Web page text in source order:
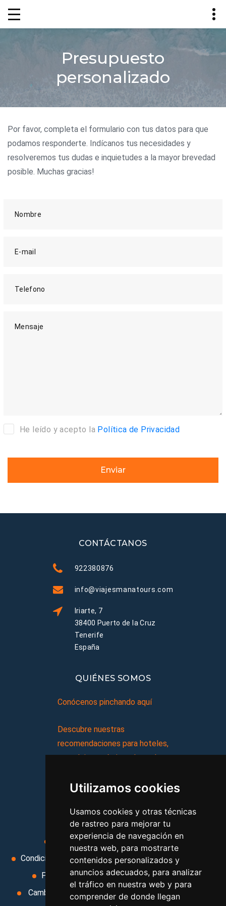
Utilizamos cookies
Usamos cookies y otras técnicas
de rastreo para mejorar tu
experiencia de navegación en
nuestra web, para mostrarte
contenidos personalizados y
anuncios adecuados, para analizar
el tráfico en nuestra web y para
comprender de donde llegan
Presupuesto
personalizado
Por favor, completa el formulario con tus datos para que
podamos responderte. Indícanos tus necesidades y
resolveremos tus dudas e inquietudes a la mayor brevedad
posible. Muchas gracias!
Nombre
E-mail
Telefono
Mensaje
He leído y acepto la Política de Privacidad
Enviar
CONTÁCTANOS
922380876
info@viajesmanatours.com
Iriarte, 7
38400 Puerto de la Cruz
Tenerife
España
QUIÉNES SOMOS
Conócenos pinchando aquí
Descubre nuestras
recomendaciones para hoteles,
complejos turísticos, hostales,
viajes, y mucho más!
MI AGENCIA
Aviso legal
Condiciones de uso
Condiciones Generales
Ley de Viajes Combinados
Política de privacidad
Uso de cookies
Cambiar preferencias de cookies
Area privada